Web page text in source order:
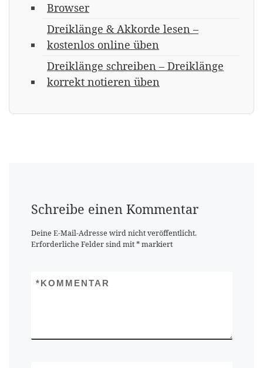
Browser
Dreiklänge & Akkorde lesen –
kostenlos online üben
Dreiklänge schreiben – Dreiklänge
korrekt notieren üben
Schreibe einen Kommentar
Deine E-Mail-Adresse wird nicht veröffentlicht.
Erforderliche Felder sind mit*markiert
KOMMENTAR
*